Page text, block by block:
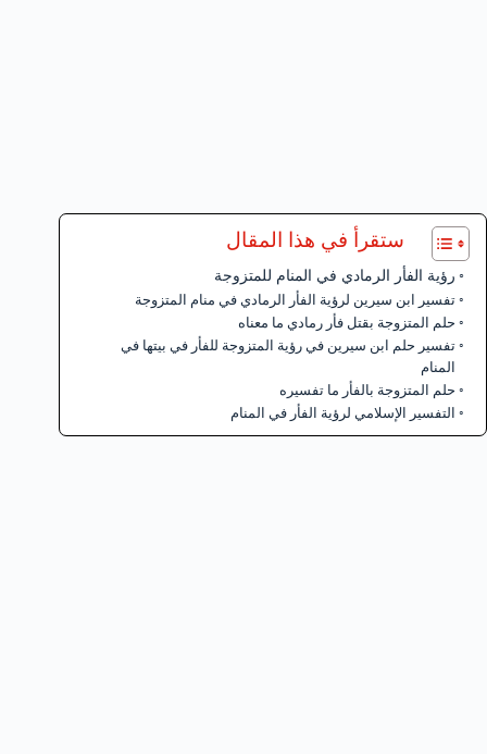
ستقرأ في هذا المقال
رؤية الفأر الرمادي في المنام للمتزوجة
تفسير ابن سيرين لرؤية الفأر الرمادي في منام المتزوجة
حلم المتزوجة بقتل فأر رمادي ما معناه
تفسير حلم ابن سيرين في رؤية المتزوجة للفأر في بيتها في
المنام
حلم المتزوجة بالفأر ما تفسيره
التفسير الإسلامي لرؤية الفأر في المنام